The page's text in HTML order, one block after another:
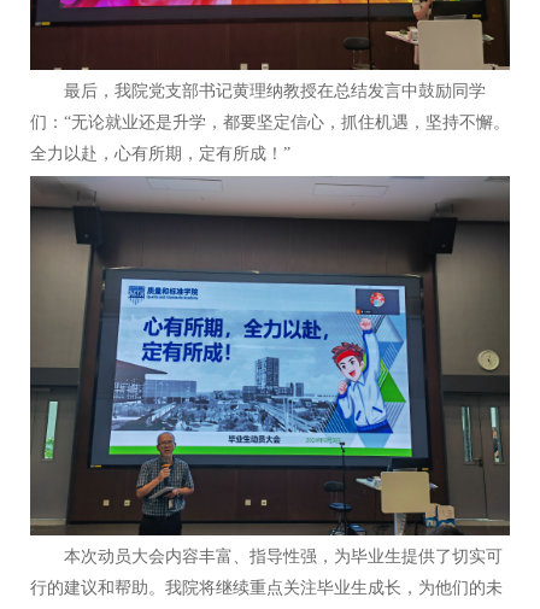
最后，我院党支部书记黄理纳教授在总结发言中鼓励同学
们：“无论就业还是升学，都要坚定信心，抓住机遇，坚持不懈。
全力以赴，心有所期，定有所成！”
本次动员大会内容丰富、指导性强，为毕业生提供了切实可
行的建议和帮助。我院将继续重点关注毕业生成长，为他们的未